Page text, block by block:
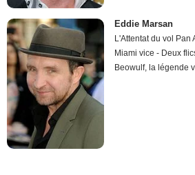
Eddie Marsan
L'Attentat du vol Pan
Miami vice - Deux
Beowulf, la légende